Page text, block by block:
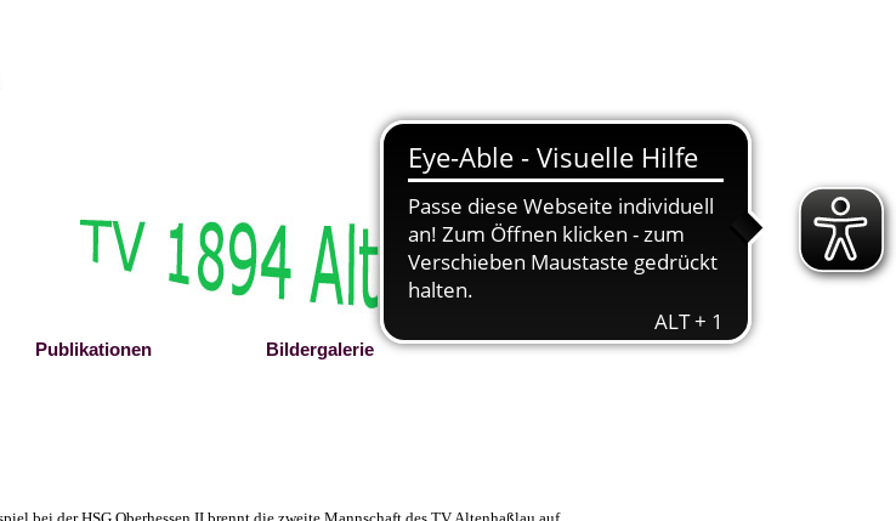
▼
Publikationen ▼
Bildergalerie ▼